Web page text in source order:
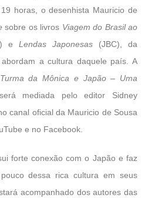
horas, o desenhista Mauricio de
sobre os livros Viagem do Brasil ao
e Lendas Japonesas (JBC), da
a cultura daquele país. A
Turma da Mônica e Japão – Uma
mediada pelo editor Sidney
canal oficial da Mauricio de Sousa
e no Facebook.
forte conexão com o Japão e faz
dessa rica cultura em seus
acompanhado dos autores das